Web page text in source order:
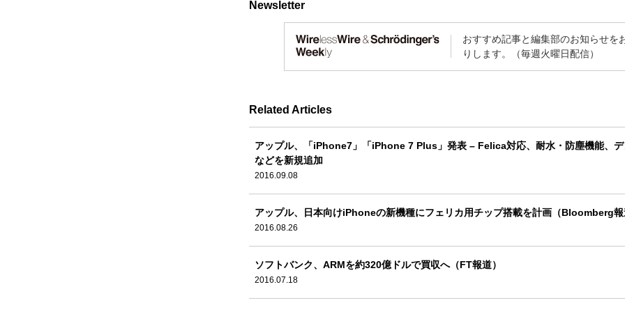
Newsletter
おすすめ記事と編集部のお知らせを
りします。（毎週火曜日配信）
Related Articles
アップル、「iPhone7」「iPhone 7 Plus」発表 – Felica対応、耐水・防塵機能、デ
などを新規追加
2016.09.08
アップル、日本向けiPhoneの新機種にフェリカ用チップ搭載を計画（Bloomberg報
2016.08.26
ソフトバンク、ARMを約320億ドルで買収へ（FT報道）
2016.07.18